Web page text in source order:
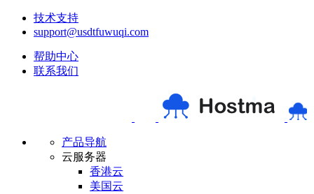
技术支持
support@usdtfuwuqi.com
帮助中心
联系我们
产品导航
云服务器
香港云
美国云